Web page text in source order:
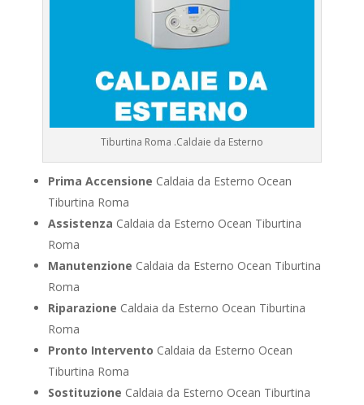
Tiburtina Roma .Caldaie da Esterno
Prima Accensione Caldaia da Esterno Ocean
Tiburtina Roma
Assistenza Caldaia da Esterno Ocean Tiburtina
Roma
Manutenzione Caldaia da Esterno Ocean Tiburtina
Roma
Riparazione Caldaia da Esterno Ocean Tiburtina
Roma
Pronto Intervento Caldaia da Esterno Ocean
Tiburtina Roma
Sostituzione Caldaia da Esterno Ocean Tiburtina